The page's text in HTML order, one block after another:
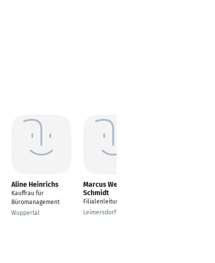
Aline Heinrichs
Kauffrau für
Büromanagement
Wuppertal
Marcus Wemmer-
Schmidt
Filialenleitung
Leimersdorf